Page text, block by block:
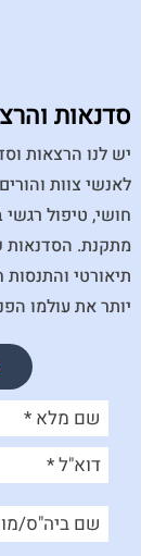
סדנאות
יש לנו הרצאות
לאנשי צוות
חושי, טיפול
מתקנת. הסדנאות
תיאורטי והתנסות
יותר את עולמו